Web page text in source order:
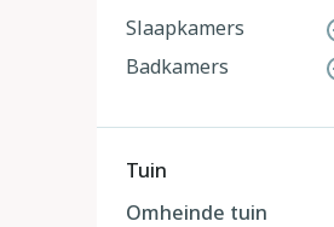
Slovenië
Zwitserland
Slaapkamers
Badkamers
Tuin
Omheinde tuin